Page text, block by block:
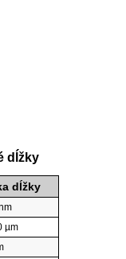
dĺžky
dĺžky
µm